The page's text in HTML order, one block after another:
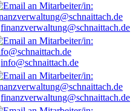
finanzverwaltung@schnaittach.de
info@schnaittach.de
finanzverwaltung@schnaittach.de